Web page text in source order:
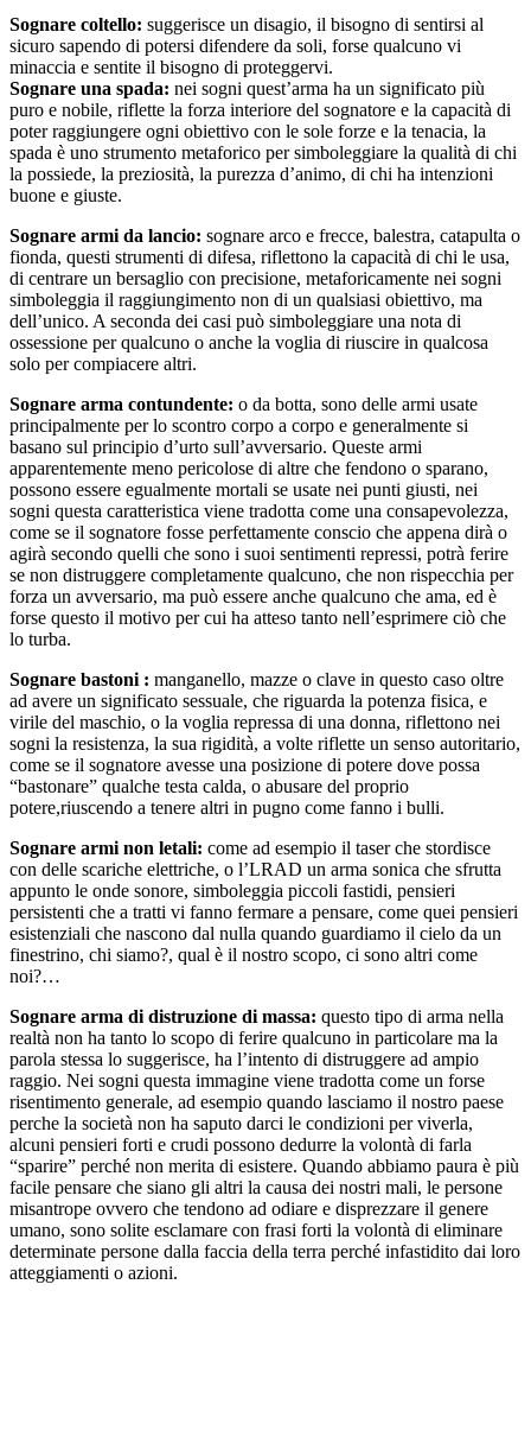
Sognare coltello: suggerisce un disagio, il bisogno di sentirsi al
sicuro sapendo di potersi difendere da soli, forse qualcuno vi
minaccia e sentite il bisogno di proteggervi.
Sognare una spada: nei sogni quest’arma ha un significato più
puro e nobile, riflette la forza interiore del sognatore e la capacità di
poter raggiungere ogni obiettivo con le sole forze e la tenacia, la
spada è uno strumento metaforico per simboleggiare la qualità di chi
la possiede, la preziosità, la purezza d’animo, di chi ha intenzioni
buone e giuste.
Sognare armi da lancio: sognare arco e frecce, balestra, catapulta o
fionda, questi strumenti di difesa, riflettono la capacità di chi le usa,
di centrare un bersaglio con precisione, metaforicamente nei sogni
simboleggia il raggiungimento non di un qualsiasi obiettivo, ma
dell’unico. A seconda dei casi può simboleggiare una nota di
ossessione per qualcuno o anche la voglia di riuscire in qualcosa
solo per compiacere altri.
Sognare arma contundente: o da botta, sono delle armi usate
principalmente per lo scontro corpo a corpo e generalmente si
basano sul principio d’urto sull’avversario. Queste armi
apparentemente meno pericolose di altre che fendono o sparano,
possono essere egualmente mortali se usate nei punti giusti, nei
sogni questa caratteristica viene tradotta come una consapevolezza,
come se il sognatore fosse perfettamente conscio che appena dirà o
agirà secondo quelli che sono i suoi sentimenti repressi, potrà ferire
se non distruggere completamente qualcuno, che non rispecchia per
forza un avversario, ma può essere anche qualcuno che ama, ed è
forse questo il motivo per cui ha atteso tanto nell’esprimere ciò che
lo turba.
Sognare bastoni : manganello, mazze o clave in questo caso oltre
ad avere un significato sessuale, che riguarda la potenza fisica, e
virile del maschio, o la voglia repressa di una donna, riflettono nei
sogni la resistenza, la sua rigidità, a volte riflette un senso autoritario,
come se il sognatore avesse una posizione di potere dove possa
“bastonare” qualche testa calda, o abusare del proprio
potere,riuscendo a tenere altri in pugno come fanno i bulli.
Sognare armi non letali: come ad esempio il taser che stordisce
con delle scariche elettriche, o l’LRAD un arma sonica che sfrutta
appunto le onde sonore, simboleggia piccoli fastidi, pensieri
persistenti che a tratti vi fanno fermare a pensare, come quei pensieri
esistenziali che nascono dal nulla quando guardiamo il cielo da un
finestrino, chi siamo?, qual è il nostro scopo, ci sono altri come
noi?…
Sognare arma di distruzione di massa: questo tipo di arma nella
realtà non ha tanto lo scopo di ferire qualcuno in particolare ma la
parola stessa lo suggerisce, ha l’intento di distruggere ad ampio
raggio. Nei sogni questa immagine viene tradotta come un forse
risentimento generale, ad esempio quando lasciamo il nostro paese
perche la società non ha saputo darci le condizioni per viverla,
alcuni pensieri forti e crudi possono dedurre la volontà di farla
“sparire” perché non merita di esistere. Quando abbiamo paura è più
facile pensare che siano gli altri la causa dei nostri mali, le persone
misantrope ovvero che tendono ad odiare e disprezzare il genere
umano, sono solite esclamare con frasi forti la volontà di eliminare
determinate persone dalla faccia della terra perché infastidito dai loro
atteggiamenti o azioni.